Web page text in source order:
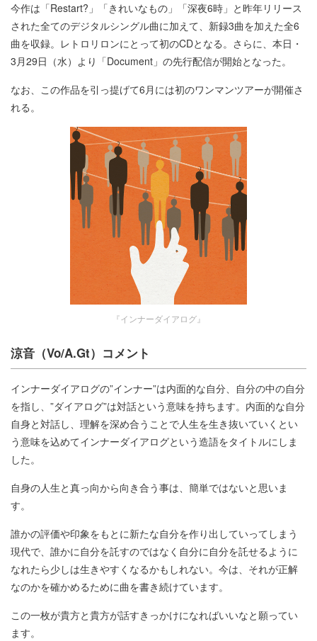
今作は「Restart?」「きれいなもの」「深夜6時」と昨年リリース
された全てのデジタルシングル曲に加えて、新録3曲を加えた全6
曲を収録。レトロリロンにとって初のCDとなる。さらに、本日・
3月29日（水）より「Document」の先行配信が開始となった。
なお、この作品を引っ提げて6月には初のワンマンツアーが開催さ
れる。
『インナーダイアログ』
涼音（Vo/A.Gt）コメント
インナーダイアログの”インナー”は内面的な自分、自分の中の自分
を指し、”ダイアログ”は対話という意味を持ちます。内面的な自分
自身と対話し、理解を深め合うことで人生を生き抜いていくとい
う意味を込めてインナーダイアログという造語をタイトルにしま
した。
自身の人生と真っ向から向き合う事は、簡単ではないと思いま
す。
誰かの評価や印象をもとに新たな自分を作り出していってしまう
現代で、誰かに自分を託すのではなく自分に自分を託せるように
なれたら少しは生きやすくなるかもしれない。今は、それが正解
なのかを確かめるために曲を書き続けています。
この一枚が貴方と貴方が話すきっかけになればいいなと願ってい
ます。